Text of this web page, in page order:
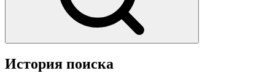
История поиска